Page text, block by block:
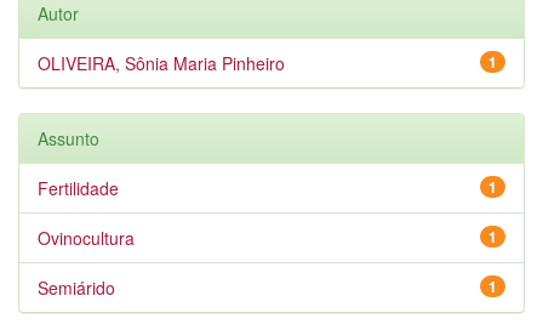
Autor
1
OLIVEIRA, Sônia Maria Pinheiro
Assunto
1
Fertilidade
1
Ovinocultura
1
Semiárido